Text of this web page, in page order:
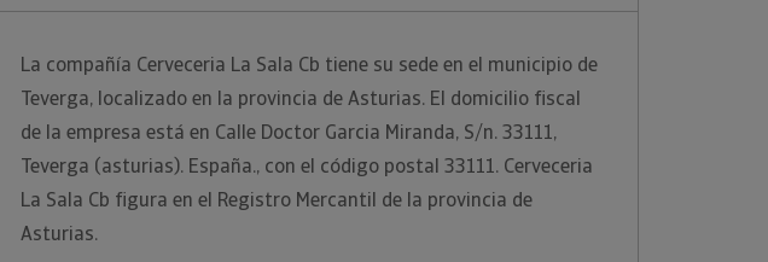
La compañía Cerveceria La Sala Cb tiene su sede en el municipio de
Teverga, localizado en la provincia de Asturias. El domicilio fiscal
de la empresa está en Calle Doctor Garcia Miranda, S/n. 33111,
Teverga (asturias). España., con el código postal 33111. Cerveceria
La Sala Cb figura en el Registro Mercantil de la provincia de
Asturias.